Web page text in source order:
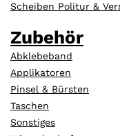
Scheiben Politur &
Zubehör
Abklebeband
Applikatoren
Pinsel & Bürsten
Taschen
Sonstiges